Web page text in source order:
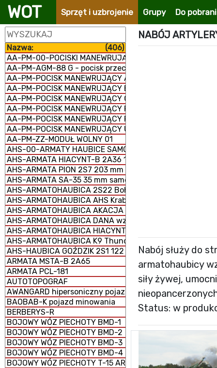
WOT Sprzęt i uzbrojenie Grupy Do
Nazwa:
(406)
AA-PM-00-POCISKI MANEWRUJĄCE
AA-PM-AGM-88 G - pocisk przeciwradiolokacyjny
AA-PM-POCISK MANEWRUJĄCY AGM-158 JASSM
AA-PM-POCISK MANEWRUJĄCY BANDEROL-S8000
AA-PM-POCISK MANEWRUJĄCY Ch-101/102
AA-PM-POCISK MANEWRUJĄCY FP-5 Flamingo
AA-PM-POCISK MANEWRUJĄCY RBS-15 MK3
AA-PM-POCISK MANEWRUJĄCY UGM-109/RGM-109/
AA-PM-ZZ-MODUŁ WOLNY 01
AHS-00-ARMATY HAUBICE SAMOBIEŻNE
AHS-ARMATA HIACYNT-B 2A36 152 mm
AHS-ARMATA PION 2S7 203 mm samobieżna
AHS-ARMATA SA-35 35 mm samobieżna
AHS-ARMATOHAUBICA 2S22 Bohdana 155 mm
AHS-ARMATOHAUBICA AHS Krab 155 mm samobieżna
AHS-ARMATOHAUBICA AKACJA 2S3M 152 mm
AHS-ARMATOHAUBICA DANA wz. 1977 152 mm
AHS-ARMATOHAUBICA HIACYNT 2S5 152 mm samobieżna
AHS-ARMATOHAUBICA K9 Thunder 155 mm samobieżna
AHS-HAUBICA GOŹDZIK 2S1 122 mm samobieżna
ARMATA MSTA-B 2A65
ARMATA PCL-181
AUTOTOPOGRAF
AWANGARD hipersoniczny pojazd szybujący
BAOBAB-K pojazd minowania
BERBERYS-R
BOJOWY WÓZ PIECHOTY BMD-1
BOJOWY WÓZ PIECHOTY BMD-2
BOJOWY WÓZ PIECHOTY BMD-3
BOJOWY WÓZ PIECHOTY BMD-4
BOJOWY WÓZ PIECHOTY T-15 ARMATA (CIĘŻKI)
NABÓJ
Nabój służy do
armatohaubicy
siły żywej,
Status: w